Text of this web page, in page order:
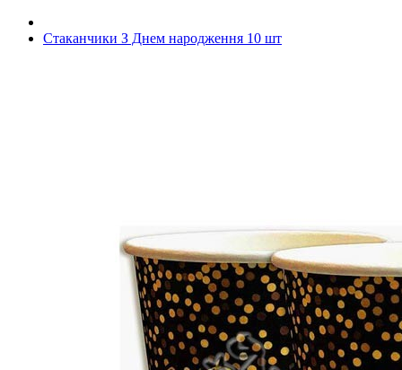
Стаканчики З Днем народження 10 шт